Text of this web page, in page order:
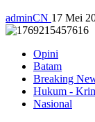
adminCN 17 Mei
Opini
Batam
Breaking
Hukum -
Nasional